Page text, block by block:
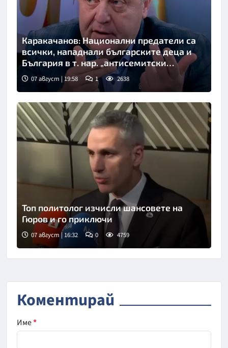
Снимка: бТВ
Каракачанов: Национални предатели са
всички, нападнали българските деца и
България в т. нар. „антисемитски
скандал“
07 август | 19:58 1 2638
Топ политолог изчисли шансовете на
Гюров и го приключи
07 август | 16:32 0 4759
Коментирай
Име*